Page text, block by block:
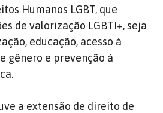
Humanos LGBT, que
de valorização LGBTI+, seja
educação, acesso à
gênero e prevenção à
a extensão de direito de